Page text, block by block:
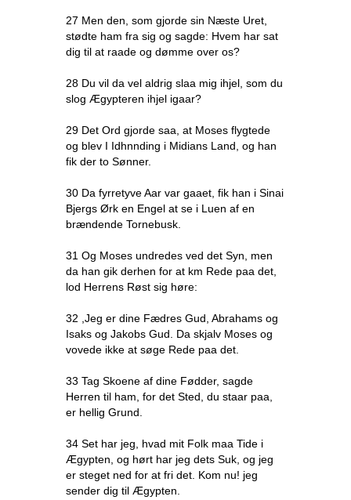
27 Men den, som gjorde sin Næste Uret,
stødte ham fra sig og sagde: Hvem har sat
dig til at raade og dømme over os?
28 Du vil da vel aldrig slaa mig ihjel, som du
slog Ægypteren ihjel igaar?
29 Det Ord gjorde saa, at Moses flygtede
og blev I Idhnnding i Midians Land, og han
fik der to Sønner.
30 Da fyrretyve Aar var gaaet, fik han i Sinai
Bjergs Ørk en Engel at se i Luen af en
brændende Tornebusk.
31 Og Moses undredes ved det Syn, men
da han gik derhen for at km Rede paa det,
lod Herrens Røst sig høre:
32 ,Jeg er dine Fædres Gud, Abrahams og
Isaks og Jakobs Gud. Da skjalv Moses og
vovede ikke at søge Rede paa det.
33 Tag Skoene af dine Fødder, sagde
Herren til ham, for det Sted, du staar paa,
er hellig Grund.
34 Set har jeg, hvad mit Folk maa Tide i
Ægypten, og hørt har jeg dets Suk, og jeg
er steget ned for at fri det. Kom nu! jeg
sender dig til Ægypten.